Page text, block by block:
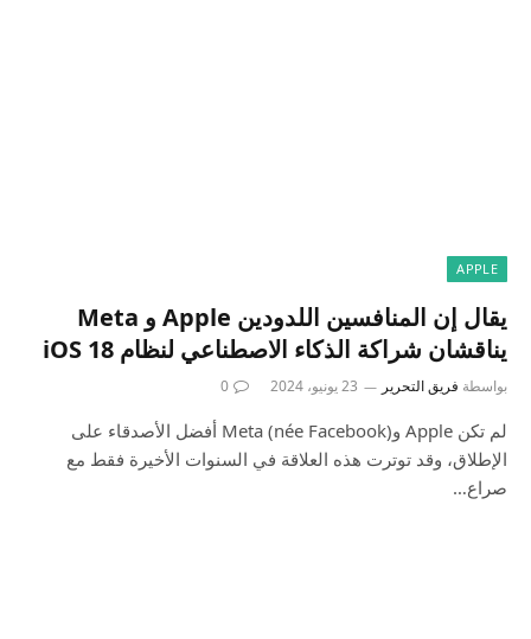
APPLE
يقال إن المنافسين اللدودين Apple و Meta
يناقشان شراكة الذكاء الاصطناعي لنظام iOS 18
بواسطة فريق التحرير 23 يونيو، 2024 0
لم تكن Apple وMeta (née Facebook) أفضل الأصدقاء على
الإطلاق، وقد توترت هذه العلاقة في السنوات الأخيرة فقط مع
صراع…